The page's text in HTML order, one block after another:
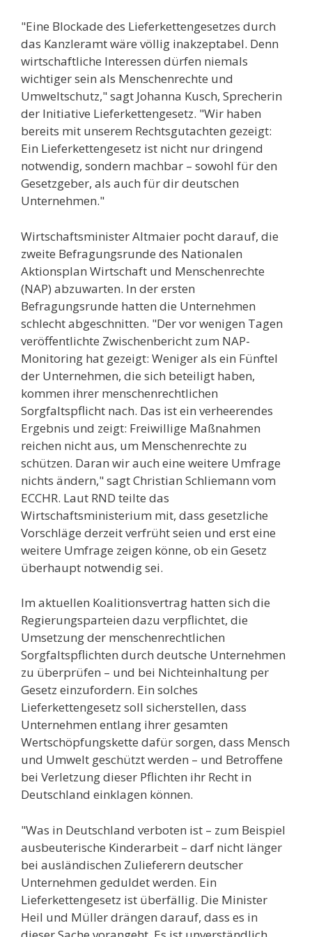
"Eine Blockade des Lieferkettengesetzes durch
das Kanzleramt wäre völlig inakzeptabel. Denn
wirtschaftliche Interessen dürfen niemals
wichtiger sein als Menschenrechte und
Umweltschutz," sagt Johanna Kusch, Sprecherin
der Initiative Lieferkettengesetz. "Wir haben
bereits mit unserem Rechtsgutachten gezeigt:
Ein Lieferkettengesetz ist nicht nur dringend
notwendig, sondern machbar – sowohl für den
Gesetzgeber, als auch für dir deutschen
Unternehmen."
Wirtschaftsminister Altmaier pocht darauf, die
zweite Befragungsrunde des Nationalen
Aktionsplan Wirtschaft und Menschenrechte
(NAP) abzuwarten. In der ersten
Befragungsrunde hatten die Unternehmen
schlecht abgeschnitten. "Der vor wenigen Tagen
veröffentlichte Zwischenbericht zum NAP-
Monitoring hat gezeigt: Weniger als ein Fünftel
der Unternehmen, die sich beteiligt haben,
kommen ihrer menschenrechtlichen
Sorgfaltspflicht nach. Das ist ein verheerendes
Ergebnis und zeigt: Freiwillige Maßnahmen
reichen nicht aus, um Menschenrechte zu
schützen. Daran wir auch eine weitere Umfrage
nichts ändern," sagt Christian Schliemann vom
ECCHR. Laut RND teilte das
Wirtschaftsministerium mit, dass gesetzliche
Vorschläge derzeit verfrüht seien und erst eine
weitere Umfrage zeigen könne, ob ein Gesetz
überhaupt notwendig sei.
Im aktuellen Koalitionsvertrag hatten sich die
Regierungsparteien dazu verpflichtet, die
Umsetzung der menschenrechtlichen
Sorgfaltspflichten durch deutsche Unternehmen
zu überprüfen – und bei Nichteinhaltung per
Gesetz einzufordern. Ein solches
Lieferkettengesetz soll sicherstellen, dass
Unternehmen entlang ihrer gesamten
Wertschöpfungskette dafür sorgen, dass Mensch
und Umwelt geschützt werden – und Betroffene
bei Verletzung dieser Pflichten ihr Recht in
Deutschland einklagen können.
"Was in Deutschland verboten ist – zum Beispiel
ausbeuterische Kinderarbeit – darf nicht länger
bei ausländischen Zulieferern deutscher
Unternehmen geduldet werden. Ein
Lieferkettengesetz ist überfällig. Die Minister
Heil und Müller drängen darauf, dass es in